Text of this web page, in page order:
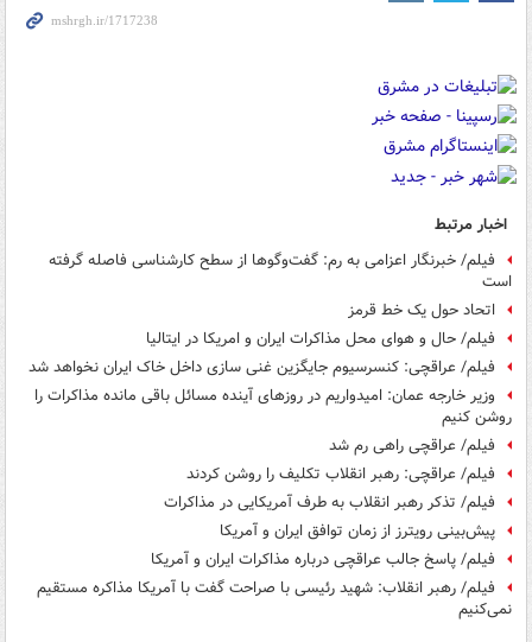
اخبار مرتبط
فیلم/ خبرنگار اعزامی به رم: گفت‌وگوها از سطح کارشناسی فاصله گرفته
است
اتحاد حول یک خط قرمز
فیلم/ حال و هوای محل مذاکرات ایران و امریکا در ایتالیا
فیلم/ عراقچی: کنسرسیوم جایگزین غنی سازی داخل خاک ایران نخواهد شد
وزیر خارجه عمان: امیدواریم در روزهای آینده مسائل باقی مانده مذاکرات را
روشن کنیم
فیلم/ عراقچی راهی رم شد
فیلم/ عراقچی: رهبر انقلاب تکلیف را روشن کردند
فیلم/ تذکر رهبر انقلاب به طرف آمریکایی در مذاکرات
پیش‌بینی رویترز از زمان توافق ایران و آمریکا
فیلم/ پاسخ جالب عراقچی درباره مذاکرات ایران و آمریکا
فیلم/ رهبر انقلاب: شهید رئیسی با صراحت گفت با آمریکا مذاکره مستقیم
نمی‌کنیم